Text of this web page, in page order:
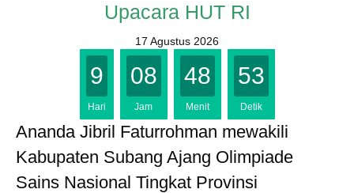
Upacara HUT RI
17 Agustus 2026
9
Hari
08
Jam
48
Menit
53
Detik
Ananda Jibril Faturrohman mewakili
Kabupaten Subang Ajang Olimpiade
Sains Nasional Tingkat Provinsi